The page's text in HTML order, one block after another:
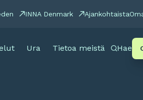
INNA Denmark Ajankohtaista
Ura Tietoa meistä Hae